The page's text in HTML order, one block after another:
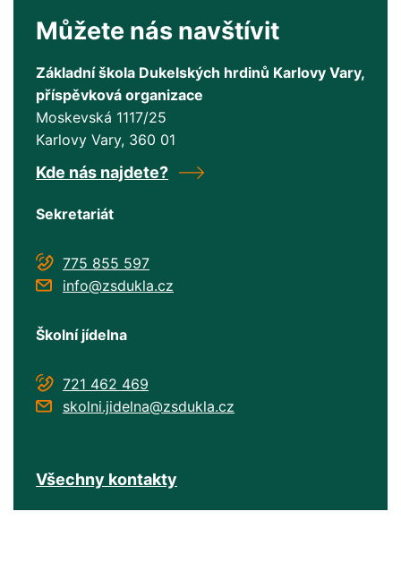
Můžete nás navštívit
Základní škola Dukelských hrdinů Karlovy Vary,
příspěvková organizace
Moskevská 1117/25
Karlovy Vary, 360 01
Kde nás najdete?
Sekretariát
775 855 597
info@zsdukla.cz
Školní jídelna
721 462 469
skolni.jidelna@zsdukla.cz
Všechny kontakty